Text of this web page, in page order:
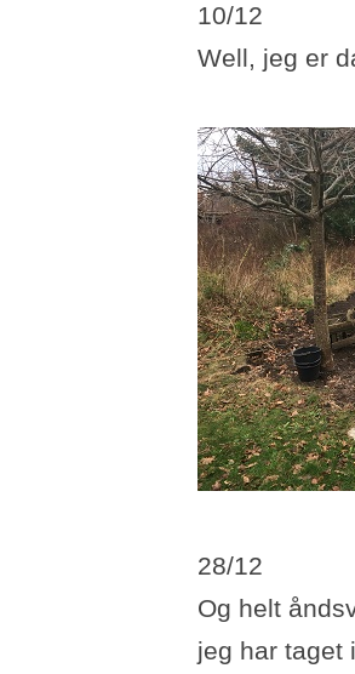
10/12
Well, jeg er
28/12
Og helt
jeg har taget